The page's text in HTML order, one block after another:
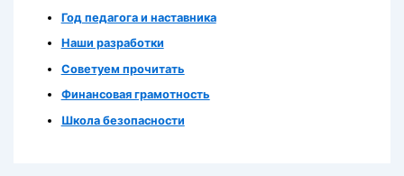
Год педагога и наставника
Наши разработки
Советуем прочитать
Финансовая грамотность
Школа безопасности